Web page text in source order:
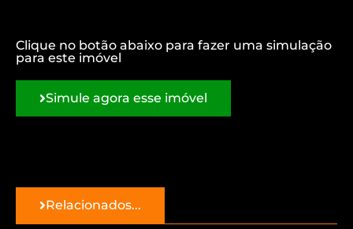
Clique no botão abaixo para fazer uma simulação
para este imóvel
Simule agora esse imóvel
Relacionados...